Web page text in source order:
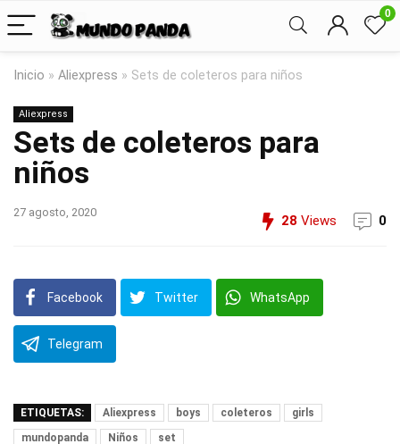
0
Inicio » Aliexpress » Sets de coleteros para niños
Aliexpress
Sets de coleteros para
niños
27 agosto, 2020
28 Views 0
Facebook Twitter WhatsApp
Telegram
ETIQUETAS: Aliexpress boys coleteros
girls
mundopanda
Niños set